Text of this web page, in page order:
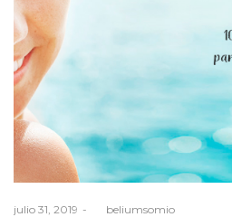
Posted
julio 31, 2019 beliumsomio